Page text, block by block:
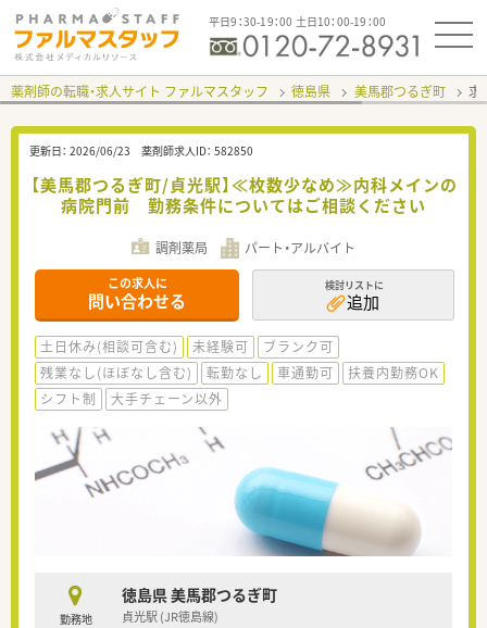
平日9：30-19：00 土日10：00-19：00
薬剤師の転職・求人サイト ファルマスタッフ 徳島県 美馬郡つるぎ町 求
更新日： 2026/06/23 薬剤師求人ID： 582850
【美馬郡つるぎ町/貞光駅】≪枚数少なめ≫内科メインの
病院門前 勤務条件についてはご相談ください
調剤薬局 パート・アルバイト
この求人に
問い合わせる
検討リストに
追加
土日休み(相談可含む) 未経験可
ブランク可
残業なし(ほぼなし含む)
転勤なし 車通勤可
扶養内勤務OK
シフト制
大手チェーン以外
勤務地
徳島県 美馬郡つるぎ町
貞光駅 (JR徳島線)